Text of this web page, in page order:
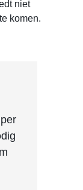
niet
komen.